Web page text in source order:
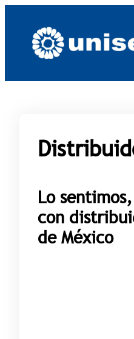
contenido
Lo
con
de México